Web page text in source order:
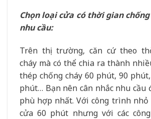
Chọn loại cửa có thời gian
nhu cầu:
Trên thị trường, căn cứ theo
cháy mà có thể chia ra thành
thép chống cháy 60 phút, 90
phút… Bạn nên cân nhắc nhu cầu
phù hợp nhất. Với công trình nhỏ
cửa 60 phút nhưng với các